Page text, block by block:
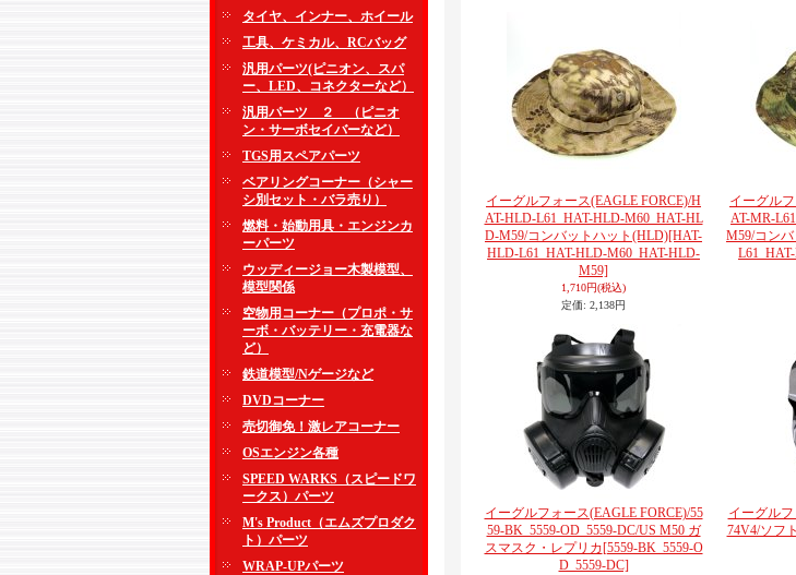
タイヤ、インナー、ホイール
工具、ケミカル、RCバッグ
汎用パーツ(ピニオン、スパ
ー、LED、コネクターなど）
汎用パーツ ２ （ピニオ
ン・サーボセイバーなど）
TGS用スペアパーツ
ベアリングコーナー（シャー
シ別セット・バラ売り）
燃料・始動用具・エンジンカ
ーパーツ
ウッディージョー木製模型、
模型関係
空物用コーナー（プロポ・サ
ーボ・バッテリー・充電器な
ど）
鉄道模型/Nゲージなど
DVDコーナー
売切御免！激レアコーナー
OSエンジン各種
SPEED WARKS（スピードワ
ークス）パーツ
M's Product（エムズプロダク
ト）パーツ
WRAP-UPパーツ
イーグルフォース(EAGLE FORCE)/H
AT-HLD-L61_HAT-HLD-M60_HAT-HL
D-M59/コンバットハット(HLD)[HAT-
HLD-L61_HAT-HLD-M60_HAT-HLD-
M59]
1,710円(税込)
定価: 2,138円
イーグル
AT-MR-
M59/コン
イーグルフォース(EAGLE FORCE)/55
59-BK_5559-OD_5559-DC/US M50 ガ
スマスク・レプリカ [5559-BK_5559-O
D_5559-DC]
イーグル
74V4/ソフ